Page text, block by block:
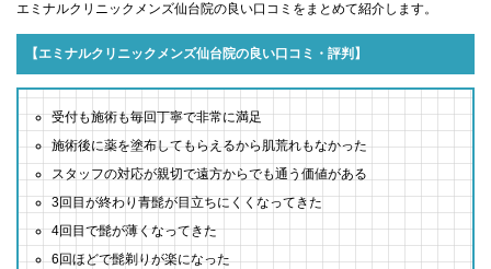
エミナルクリニックメンズ仙台院の良い口コミをまとめて紹介します。
【エミナルクリニックメンズ仙台院の良い口コミ・評判】
受付も施術も毎回丁寧で非常に満足
施術後に薬を塗布してもらえるから肌荒れもなかった
スタッフの対応が親切で遠方からでも通う価値がある
3回目が終わり青髭が目立ちにくくなってきた
4回目で髭が薄くなってきた
6回ほどで髭剃りが楽になった